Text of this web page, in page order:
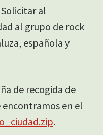
al
al grupo de rock
española y
de recogida de
encontramos en el
.